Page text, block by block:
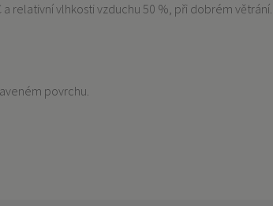
relativní vlhkosti vzduchu 50 %, při dobrém
povrchu.